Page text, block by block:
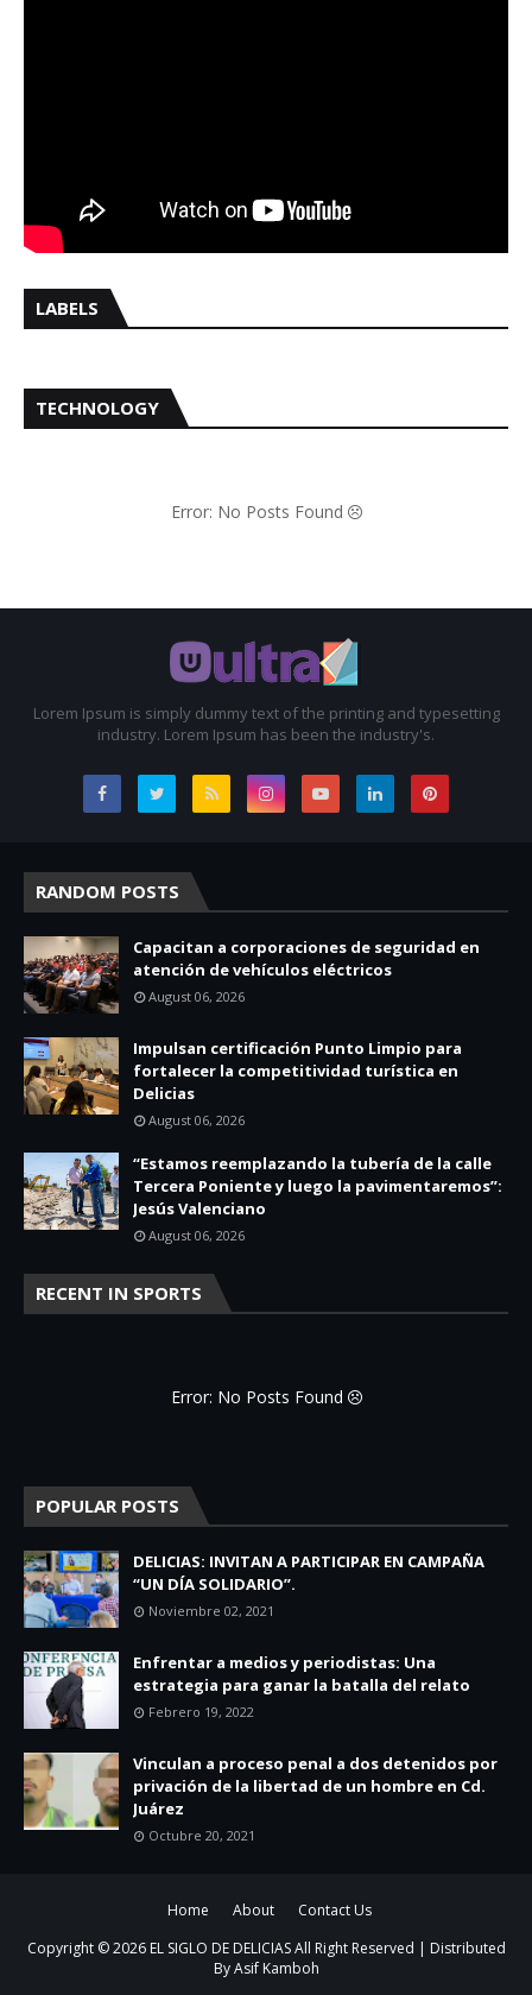
LABELS
TECHNOLOGY
Error: No Posts Found
Lorem Ipsum is simply dummy text of the printing and typesetting
industry. Lorem Ipsum has been the industry's.
RANDOM POSTS
Capacitan a corporaciones de seguridad en
atención de vehículos eléctricos
August 06, 2026
Impulsan certificación Punto Limpio para
fortalecer la competitividad turística en
Delicias
August 06, 2026
“Estamos reemplazando la tubería de la calle
Tercera Poniente y luego la pavimentaremos”:
Jesús Valenciano
August 06, 2026
RECENT IN SPORTS
Error: No Posts Found
POPULAR POSTS
DELICIAS: INVITAN A PARTICIPAR EN CAMPAÑA
“UN DÍA SOLIDARIO”.
Noviembre 02, 2021
Enfrentar a medios y periodistas: Una
estrategia para ganar la batalla del relato
Febrero 19, 2022
Vinculan a proceso penal a dos detenidos por
privación de la libertad de un hombre en Cd.
Juárez
Octubre 20, 2021
Home About
Contact Us
Copyright ©2026 EL SIGLO DE DELICIASAll Right Reserved | Distributed
ByAsif Kamboh